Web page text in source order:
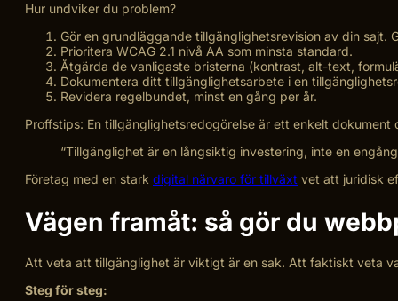
Hur undviker du problem?
Gör en grundläggande tillgänglighetsrevision av din sajt.
Prioritera WCAG 2.1 nivå AA som minsta standard.
Åtgärda de vanligaste bristerna (kontrast, alt-text,
Dokumentera ditt tillgänglighetsarbete i en
Revidera regelbundet, minst en gång per år.
Proffs­tips: En tillgänglighetsredogörelse är ett enkelt
“Tillgänglighet är en långsiktig investering, inte en
Företag med en stark digital närvaro för tillväxt vet att juridisk
Vägen framåt: så gör du
Att veta att tillgänglighet är viktigt är en sak. Att faktiskt veta
Steg för steg: